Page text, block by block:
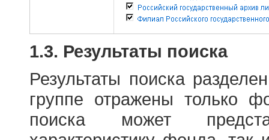
1.3. Результаты поиска
Результаты поиска
группе отражены только
поиска может